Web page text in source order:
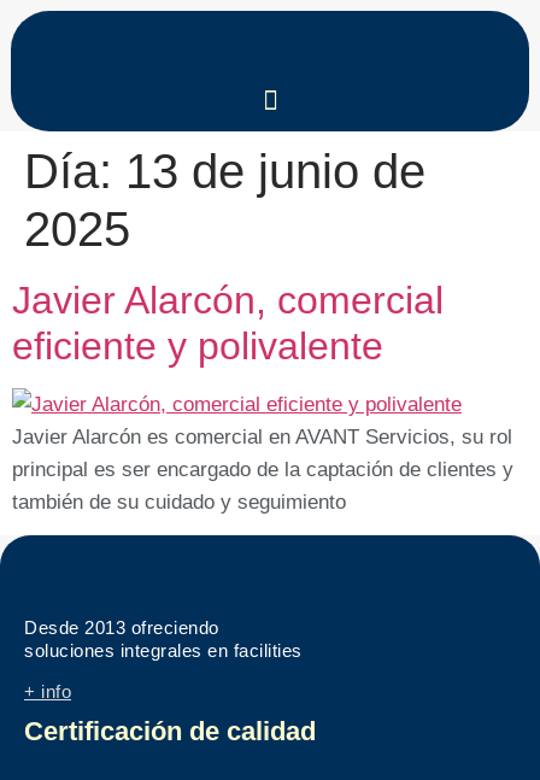
Día: 13 de junio de
2025
Javier Alarcón, comercial
eficiente y polivalente
Javier Alarcón es comercial en AVANT Servicios, su rol
principal es ser encargado de la captación de clientes y
también de su cuidado y seguimiento
Desde 2013 ofreciendo
soluciones integrales en facilities
+ info
Certificación de calidad